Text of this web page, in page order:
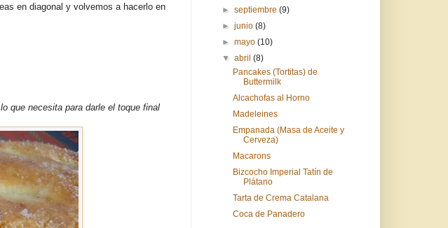
en diagonal y volvemos a hacerlo en
que necesita para darle el toque final
►septiembre(9)
►junio(8)
►mayo(10)
▼abril(8)
Pancakes (Tortitas) de
Buttermilk
Alcachofas al Horno
Madeleines
Empanada (Masa de Aceite y
Cerveza)
Macarons
Bizcocho Imperial Tatín de
Plátano
Tarta de Crema Catalana
Coca de Panadero